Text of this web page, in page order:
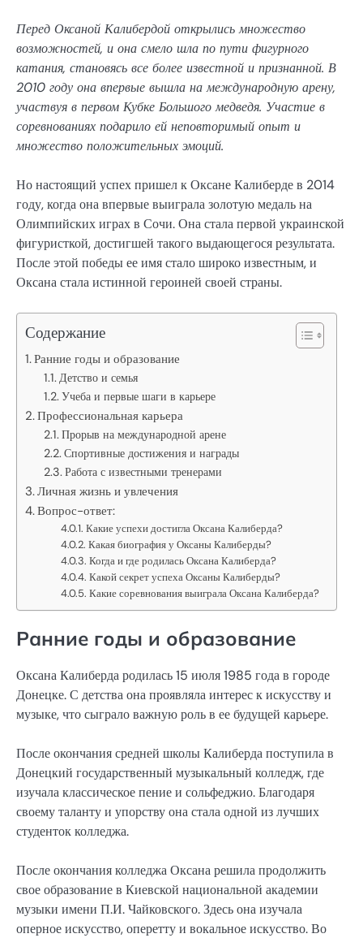
Перед Оксаной Калибердой открылись множество
возможностей, и она смело шла по пути фигурного
катания, становясь все более известной и признанной. В
2010 году она впервые вышла на международную арену,
участвуя в первом Кубке Большого медведя. Участие в
соревнованиях подарило ей неповторимый опыт и
множество положительных эмоций.
Но настоящий успех пришел к Оксане Калиберде в 2014
году, когда она впервые выиграла золотую медаль на
Олимпийских играх в Сочи. Она стала первой украинской
фигуристкой, достигшей такого выдающегося результата.
После этой победы ее имя стало широко известным, и
Оксана стала истинной героиней своей страны.
Содержание
Ранние годы и образование
Детство и семья
Учеба и первые шаги в карьере
Профессиональная карьера
Прорыв на международной арене
Спортивные достижения и награды
Работа с известными тренерами
Личная жизнь и увлечения
Вопрос-ответ:
Какие успехи достигла Оксана Калиберда?
Какая биография у Оксаны Калиберды?
Когда и где родилась Оксана Калиберда?
Какой секрет успеха Оксаны Калиберды?
Какие соревнования выиграла Оксана Калиберда?
Ранние годы и образование
Оксана Калиберда родилась 15 июля 1985 года в городе
Донецке. С детства она проявляла интерес к искусству и
музыке, что сыграло важную роль в ее будущей карьере.
После окончания средней школы Калиберда поступила в
Донецкий государственный музыкальный колледж, где
изучала классическое пение и сольфеджио. Благодаря
своему таланту и упорству она стала одной из лучших
студенток колледжа.
После окончания колледжа Оксана решила продолжить
свое образование в Киевской национальной академии
музыки имени П.И. Чайковского. Здесь она изучала
оперное искусство, оперетту и вокальное искусство. Во